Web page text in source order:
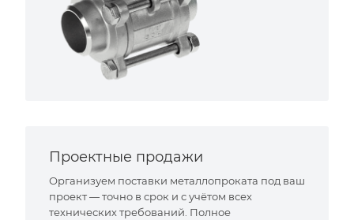
Проектные продажи
Организуем поставки металлопроката под ваш
проект — точно в срок и с учётом всех
технических требований. Полное